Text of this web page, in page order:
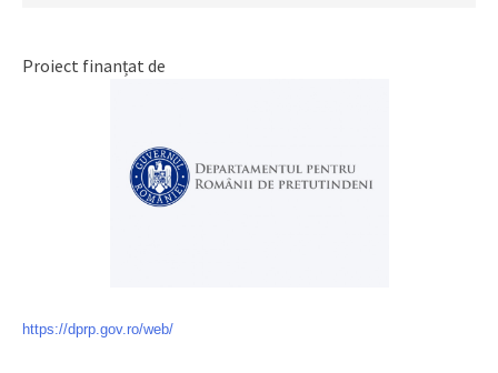
Proiect finanțat de
https://dprp.gov.ro/web/